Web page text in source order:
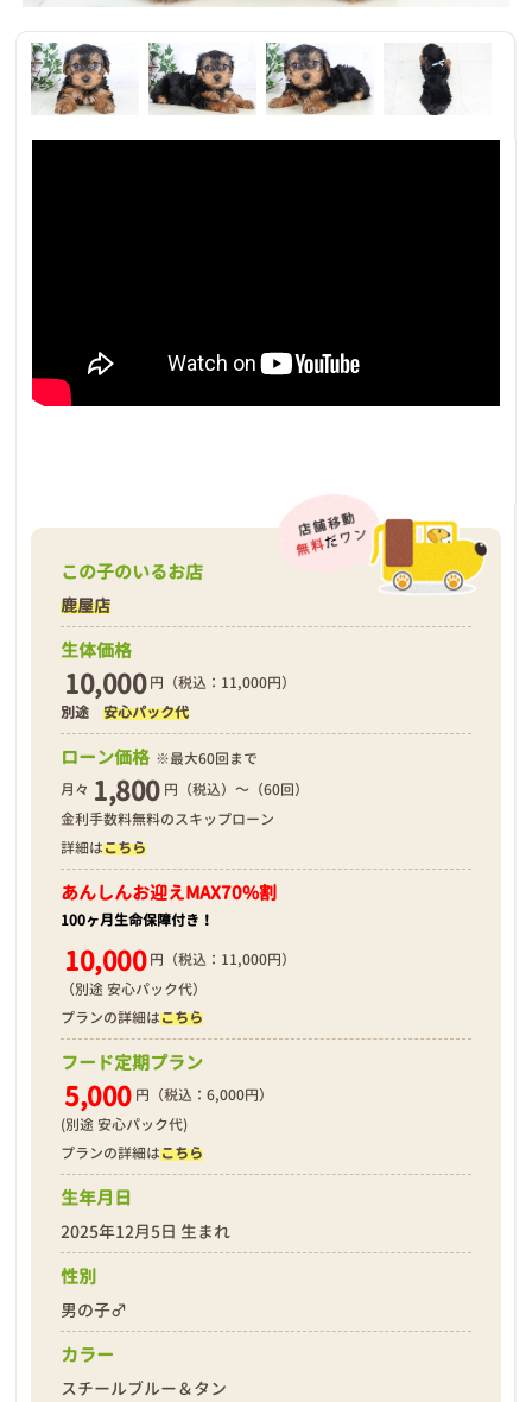
この子のいるお店
鹿屋店
生体価格
10,000 円（税込：11,000円）
別途安心パック代
ローン価格 ※最大60回まで
月々 1,800 円（税込）～（60回）
金利手数料無料のスキップローン
詳細はこちら
あんしんお迎えMAX70%割
100ヶ月生命保障付き！
10,000 円（税込：11,000円）
（別途 安心パック代）
プランの詳細はこちら
フード定期プラン
5,000 円（税込：6,000円）
(別途 安心パック代)
プランの詳細はこちら
生年月日
2025年12月5日 生まれ
性別
男の子♂
カラー
スチールブルー＆タン